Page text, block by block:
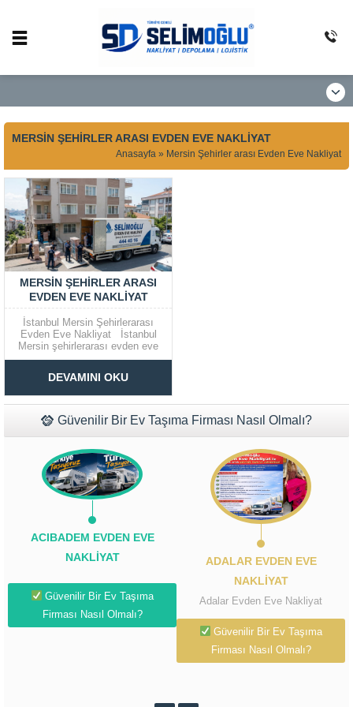
MERSIN ŞEHIRLER ARASI EVDEN EVE NAKLIYAT
Anasayfa » Mersin Şehirler arası Evden Eve Nakliyat
MERSIN ŞEHIRLER ARASI
EVDEN EVE NAKLIYAT
İstanbul Mersin Şehirlerarası
Evden Eve Nakliyat İstanbul
Mersin şehirlerarası evden eve
nakliyat tarafından sunulan
verilmektedir. İstanbul Mersin
şehirlerarası evden eve nakliyat
taşıdığı her bir eşyaya kendi
eşyasıymış gibi davranarak en
iyi şekilde yeni adresine...
DEVAMINI OKU
Güvenilir Bir Ev Taşıma Firması Nasıl Olmalı?
ACIBADEM EVDEN EVE
NAKLIYAT
Güvenilir Bir Ev Taşıma
Firması Nasıl Olmalı?
ADALAR EVDEN EVE
NAKLIYAT
Adalar Evden Eve Nakliyat
Güvenilir Bir Ev Taşıma
Firması Nasıl Olmalı?